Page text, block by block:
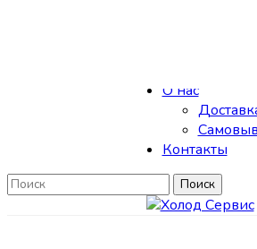
О нас
Контакты
Поиск